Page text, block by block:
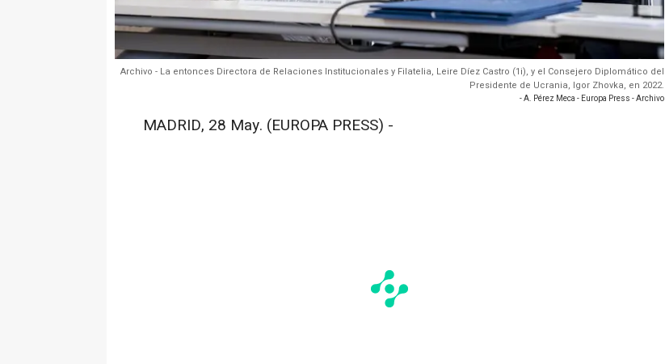
Archivo - La entonces Directora de Relaciones Institucionales y Filatelia, Leire Díez Castro (1i), y el Consejero Diplomático del
Presidente de Ucrania, Igor Zhovka, en 2022.
- A. Pérez Meca - Europa Press - Archivo
MADRID, 28 May. (EUROPA PRESS) -